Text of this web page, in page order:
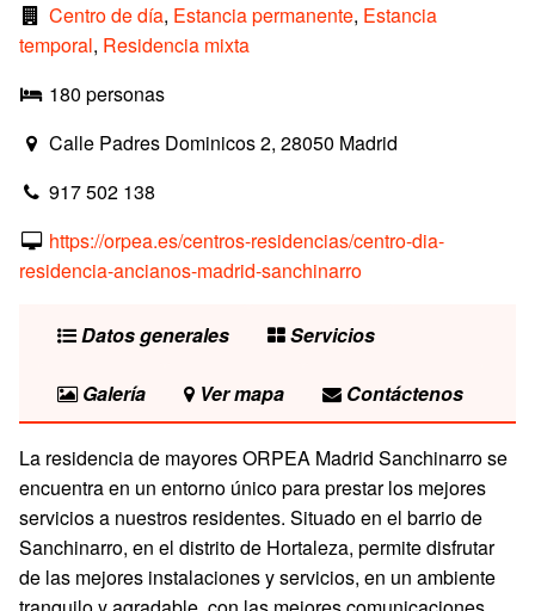
Centro de día, Estancia permanente, Estancia
temporal, Residencia mixta
180 personas
Calle Padres Dominicos 2, 28050 Madrid
917 502 138
https://orpea.es/centros-residencias/centro-dia-
residencia-ancianos-madrid-sanchinarro
Datos generales Servicios
Galería Ver mapa Contáctenos
La residencia de mayores ORPEA Madrid Sanchinarro se
encuentra en un entorno único para prestar los mejores
servicios a nuestros residentes. Situado en el barrio de
Sanchinarro, en el distrito de Hortaleza, permite disfrutar
de las mejores instalaciones y servicios, en un ambiente